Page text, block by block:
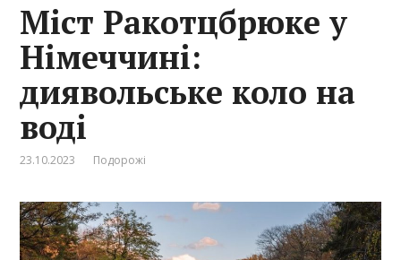
Міст Ракотцбрюке у
Німеччині:
диявольське коло на
воді
23.10.2023 Подорожі